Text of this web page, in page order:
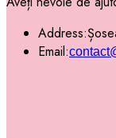
Address:
Email: